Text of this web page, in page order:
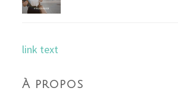
link text
À propos